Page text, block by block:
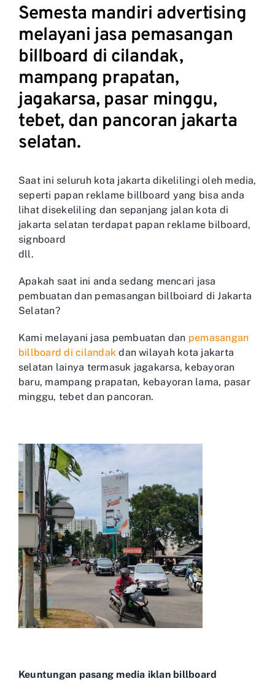
Semesta mandiri advertising
melayani jasa pemasangan
billboard di cilandak,
mampang prapatan,
jagakarsa, pasar minggu,
tebet, dan pancoran jakarta
selatan.
Saat ini seluruh kota jakarta dikelilingi oleh media,
seperti papan reklame billboard yang bisa anda
lihat disekeliling dan sepanjang jalan kota di
jakarta selatan terdapat papan reklame bilboard,
signboard
dll.
Apakah saat ini anda sedang mencari jasa
pembuatan dan pemasangan billboiard di Jakarta
Selatan?
Kami melayani jasa pembuatan dan pemasangan
billboard di cilandak dan wilayah kota jakarta
selatan lainya termasuk jagakarsa, kebayoran
baru, mampang prapatan, kebayoran lama, pasar
minggu, tebet dan pancoran.
Keuntungan pasang media iklan billboard